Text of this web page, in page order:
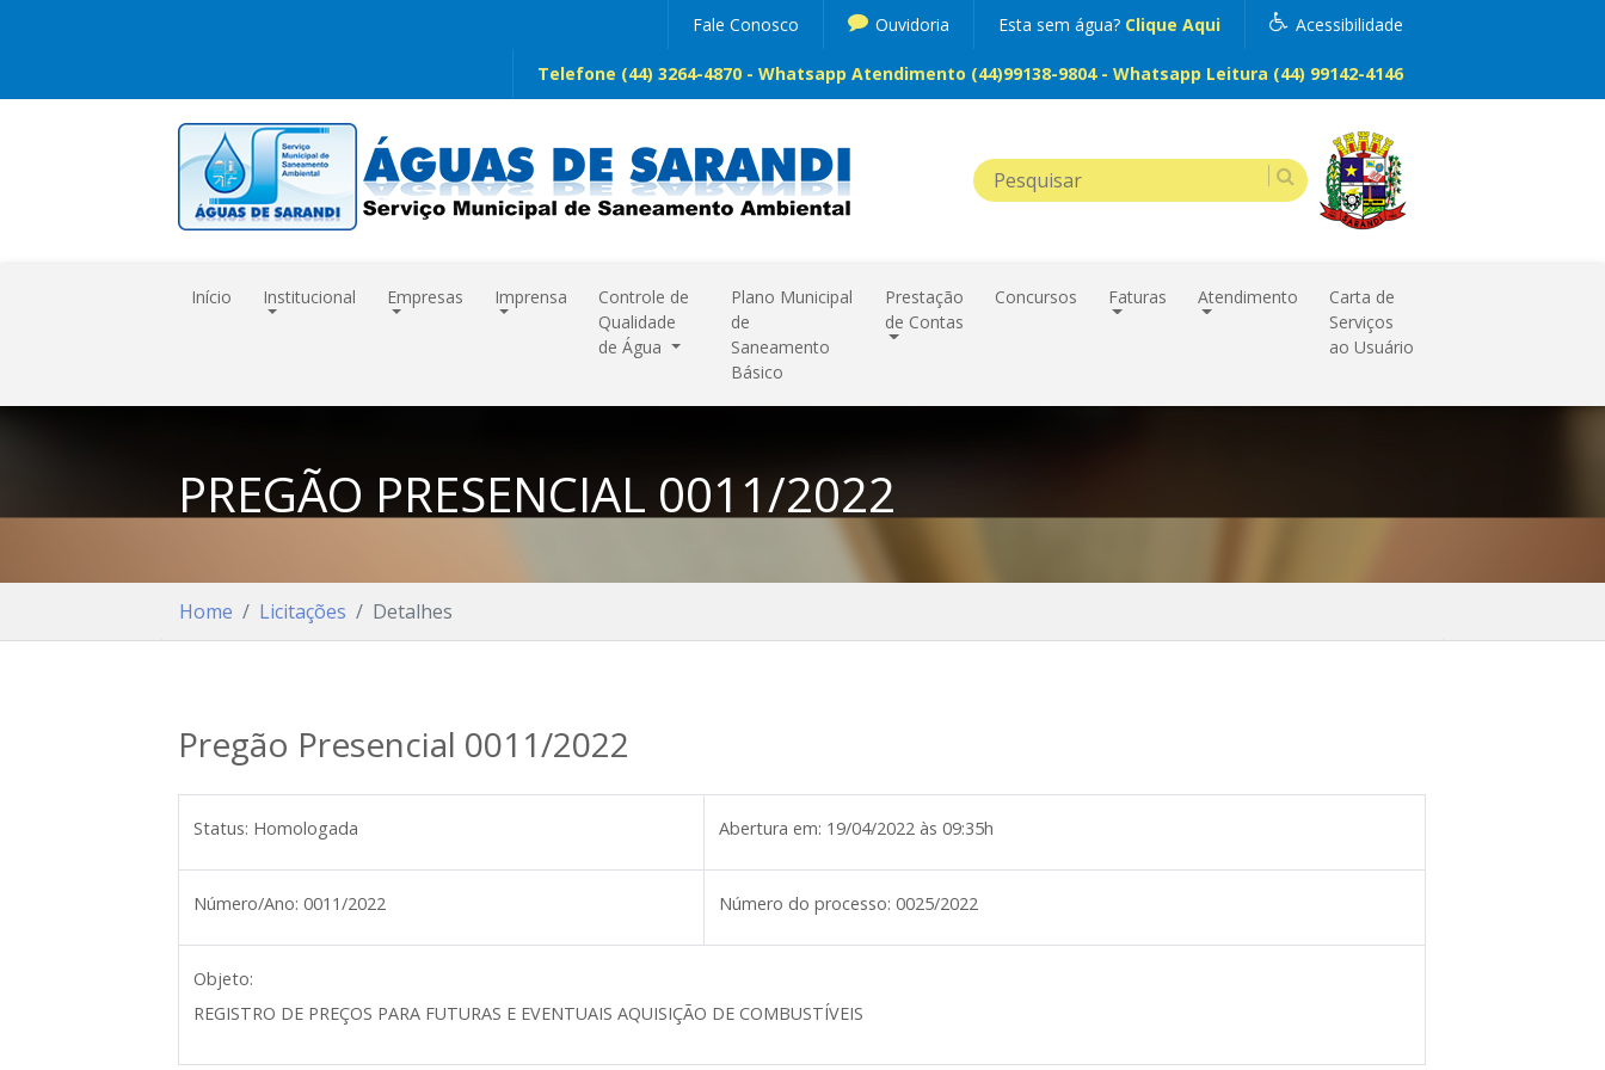
Acessibilidade
Esta sem água? Clique Aqui
Ouvidoria
Fale Conosco
Telefone (44) 3264-4870 - Whatsapp Atendimento (44)99138-9804 - Whatsapp Leitura (44) 99142-4146
Início Institucional Empresas Imprensa
Controle de
Qualidade
de Água
Plano Municipal
de
Saneamento
Básico
Prestação
de Contas
Concursos Faturas Atendimento
Carta de
Serviços
ao Usuário
PREGÃO PRESENCIAL 0011/2022
Home Licitações Detalhes
Pregão Presencial 0011/2022
Status: Homologada Abertura em: 19/04/2022 às 09:35h
Número/Ano: 0011/2022 Número do processo: 0025/2022
Objeto:
REGISTRO DE PREÇOS PARA FUTURAS E EVENTUAIS AQUISIÇÃO DE COMBUSTÍVEIS